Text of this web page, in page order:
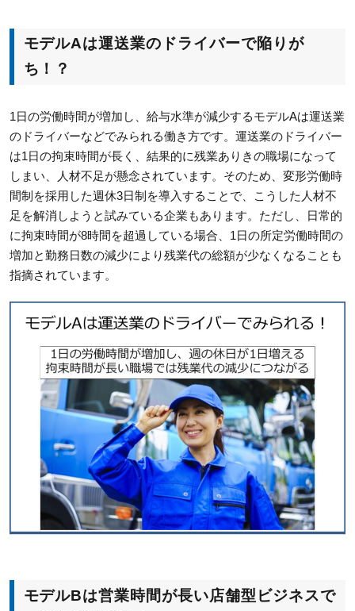
モデルAは運送業のドライバーで陥りが
ち！？
1日の労働時間が増加し、給与水準が減少するモデルAは運送業
のドライバーなどでみられる働き方です。運送業のドライバー
は1日の拘束時間が長く、結果的に残業ありきの職場になって
しまい、人材不足が懸念されています。そのため、変形労働時
間制を採用した週休3日制を導入することで、こうした人材不
足を解消しようと試みている企業もあります。ただし、日常的
に拘束時間が8時間を超過している場合、1日の所定労働時間の
増加と勤務日数の減少により残業代の総額が少なくなることも
指摘されています。
モデルBは営業時間が長い店舗型ビジネスで